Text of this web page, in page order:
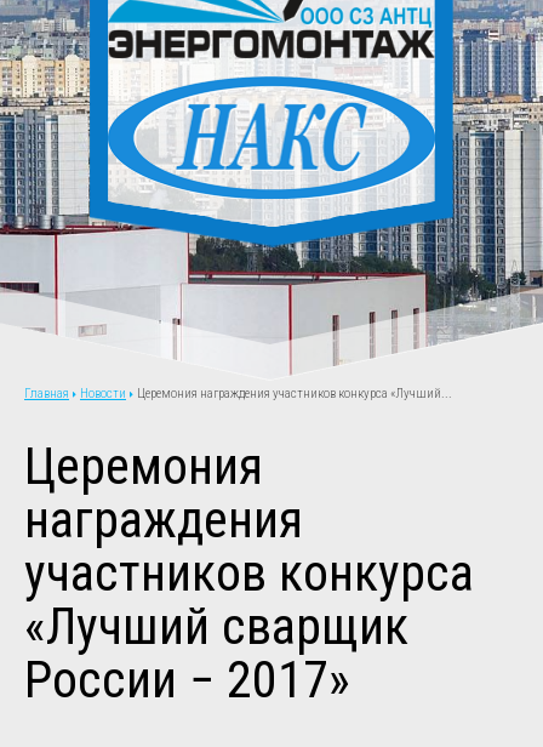
Главная Новости Церемония награждения участников конкурса «Лучший...
Церемония
награждения
участников конкурса
«Лучший сварщик
России − 2017»